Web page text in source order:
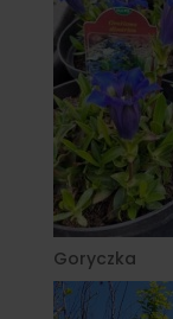
Goryczka